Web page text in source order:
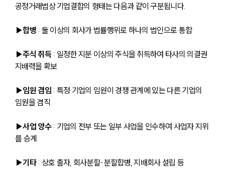
공정거래법상 기업결합의 형태는 다음과 같이 구분됩니다.
▶합병 : 둘 이상의 회사가 법률행위로 하나의 법인으로 통합
▶주식 취득 : 일정한 지분 이상의 주식을 취득하여 타사의 의결권
지배력을 확보
▶임원 겸임 : 특정 기업의 임원이 경쟁 관계에 있는 다른 기업의
임원을 겸직
▶사업 양수 : 기업의 전부 또는 일부 사업을 인수하여 사업자 지위
를 승계
▶기타 : 상호 출자, 회사분할·분할합병, 지배회사 설립 등